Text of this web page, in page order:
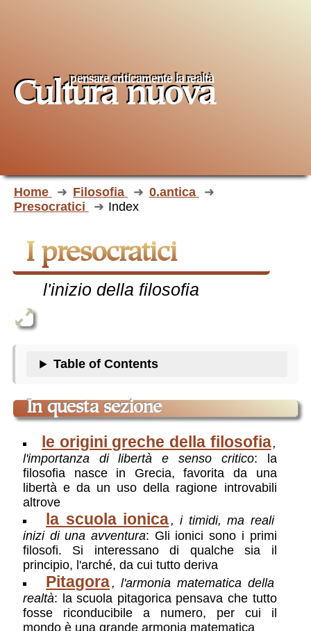
Cultura nuova
pensare criticamente larealtà
Home Filosofia
0.antica
Presocratici
Index
I presocratici
l'inizio della filosofia
Table of Contents
in questa sezione
le origini greche della filosofia,
l'importanza di libertà e senso critico: la
filosofia nasce in Grecia, favorita da una
libertà e da un uso della ragione introvabili
altrove
la scuola ionica , i timidi, ma reali
inizi di una avventura: Gli ionici sono i primi
filosofi. Si interessano di qualche sia il
principio, l'arché, da cui tutto deriva
Pitagora , l'armonia matematica della
realtà: la scuola pitagorica pensava che tutto
fosse riconducibile a numero, per cui il
mondo è una grande armonia matematica